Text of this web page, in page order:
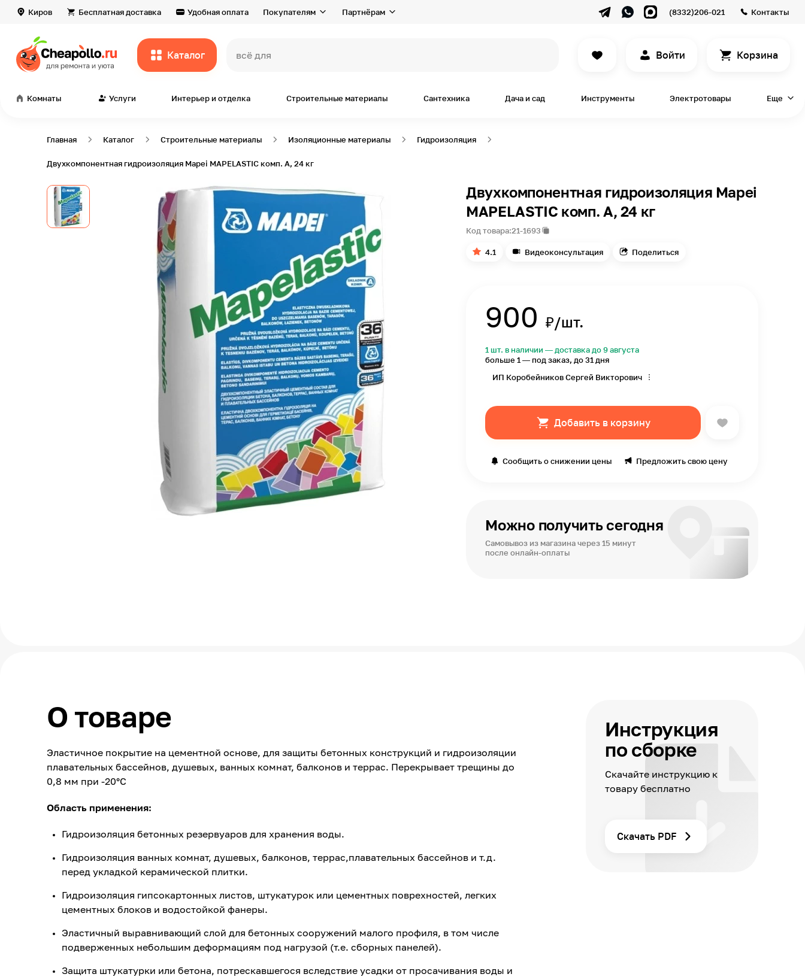
Киров Бесплатная доставка Удобная оплата Покупателям Партнёрам (8332)206-021 Контакты
Каталог всё для дома и р Войти Корзина
Комнаты Услуги Интерьер и отделка Строительные материалы Сантехника Дача и сад Инструменты Электротовары Еще
Главная Каталог Строительные материалы Изоляционные материалы Гидроизоляция
Двухкомпонентная гидроизоляция Mapei MAPELASTIC комп. A, 24 кг
Двухкомпонентная гидроизоляция Mapei
MAPELASTIC комп. A, 24 кг
Код товара:21-1693
4.1 Видеоконсультация Поделиться
900 ₽/шт.
1 шт. в наличии — доставка до 9 августа
больше 1 — под заказ, до 31 дня
ИП Коробейников Сергей Викторович
Добавить в корзину
Сообщить о снижении цены Предложить свою цену
Можно получить сегодня
Самовывоз из магазина через 15 минут
после онлайн-оплаты
О товаре
Эластичное покрытие на цементной основе, для защиты бетонных конструкций и гидроизоляции
плавательных бассейнов, душевых, ванных комнат, балконов и террас. Перекрывает трещины до
0,8 мм при -20°С
Область применения:
Гидроизоляция бетонных резервуаров для хранения воды.
Гидроизоляция ванных комнат, душевых, балконов, террас,плавательных бассейнов и т.д.
перед укладкой керамической плитки.
Гидроизоляция гипсокартонных листов, штукатурок или цементных поврехностей, легких
цементных блоков и водостойкой фанеры.
Эластичный выравнивающий слой для бетонных сооружений малого профиля, в том числе
подверженных небольшим деформациям под нагрузой (т.е. сборных панелей).
Защита штукатурки или бетона, потрескавшегося вследствие усадки от просачивания воды и
Инструкция
по сборке
Скачайте инструкцию к
товару бесплатно
Скачать PDF